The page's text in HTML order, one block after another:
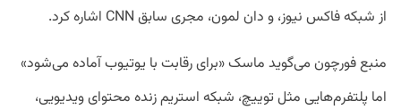
از شبکه فاکس نیوز، و دان لمون، مجری سابق CNN اشاره کرد.
منبع فورچون می‌گوید ماسک «برای رقابت با یوتیوب آماده می‌شود»
اما پلتفرم‌هایی مثل توییچ، شبکه استریم زنده محتوای ویدیویی،